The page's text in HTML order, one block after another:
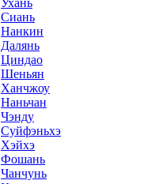
Ухань
Сиань
Нанкин
Далянь
Циндао
Шеньян
Ханчжоу
Наньчан
Чэнду
Суйфэньхэ
Хэйхэ
Фошань
Чанчунь